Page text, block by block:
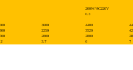
200W/AC220V
0.3
3600 4400
2250 3520
2800 2800
3.7 6 7